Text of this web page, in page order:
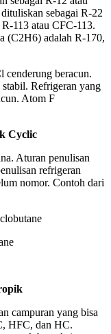
sebagai R-22
113 atau CFC-113.
(C2H6) adalah R-170,
cenderung beracun.
Refrigeran yang
Atom F
Cyclic
Aturan penulisan
refrigeran
nomor. Contoh dari
campuran yang bisa
HFC, dan HC.